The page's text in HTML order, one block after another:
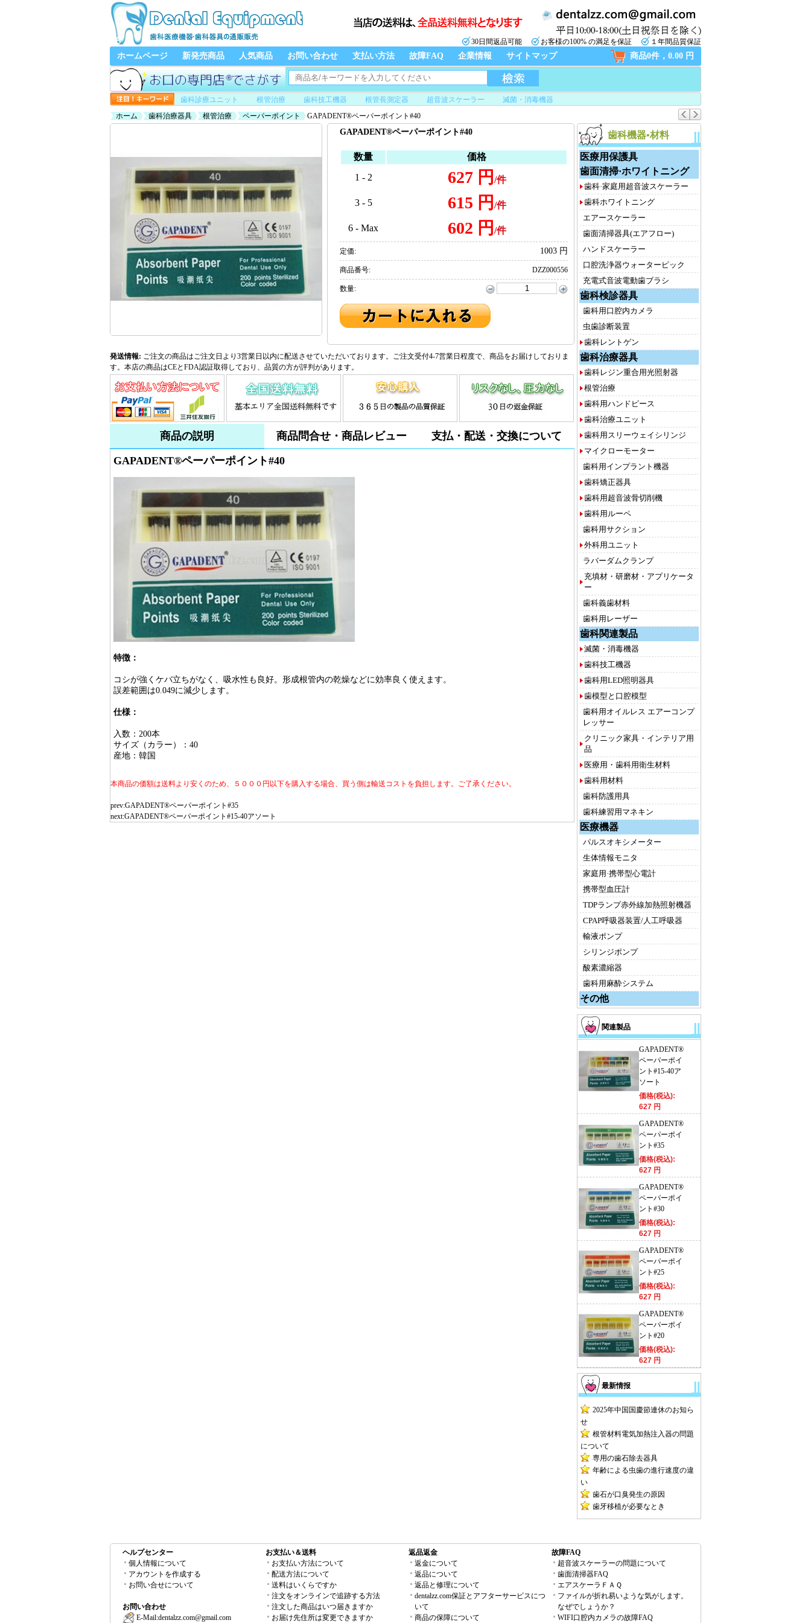
30日間返品可能 お客様の100% の満足を保証 １年間品質保証
ホームページ 新発売商品 人気商品 お問い合わせ 支払い方法 故障FAQ 企業情報 サイトマップ 商品0件，0.00 円
歯科診療ユニット 根管治療 歯科技工機器 根管長測定器 超音波スケーラー
滅菌・消毒機器
ホーム
歯科治療器具 根管治療 ペーパーポイント GAPADENT®ペーパーポイント#40
歯科機器•材料
医療用保護具
歯面清掃·ホワイトニング
歯科·家庭用超音波スケーラー
歯科ホワイトニング
エアースケーラー
歯面清掃器具(エアフロー)
ハンドスケーラー
口腔洗浄器ウォーターピック
充電式音波電動歯ブラシ
歯科検診器具
歯科用口腔内カメラ
虫歯診断装置
歯科レントゲン
歯科治療器具
歯科レジン重合用光照射器
根管治療
歯科用ハンドピース
歯科治療ユニット
歯科用スリーウェイシリンジ
マイクローモーター
歯科用インプラント機器
歯科矯正器具
歯科用超音波骨切削機
歯科用ルーペ
歯科用サクション
外科用ユニット
ラバーダムクランプ
充填材・研磨材・アプリケータ
ー
歯科義歯材料
歯科用レーザー
歯科関連製品
滅菌・消毒機器
歯科技工機器
歯科用LED照明器具
歯模型と口腔模型
歯科用オイルレス エアーコンプ
レッサー
クリニック家具・インテリア用
品
医療用・歯科用衛生材料
歯科用材料
歯科防護用具
歯科練習用マネキン
医療機器
パルスオキシメーター
生体情報モニタ
家庭用·携帯型心電計
携帯型血圧計
TDPランプ赤外線加熱照射機器
CPAP呼吸器装置/人工呼吸器
輸液ポンプ
シリンジポンプ
酸素濃縮器
歯科用麻酔システム
その他
関連製品
GAPADENT®
ペーパーポイ
ント#15-40ア
ソート
価格(税込):
627 円
GAPADENT®
ペーパーポイ
ント#35
価格(税込):
627 円
GAPADENT®
ペーパーポイ
ント#30
価格(税込):
627 円
GAPADENT®
ペーパーポイ
ント#25
価格(税込):
627 円
GAPADENT®
ペーパーポイ
ント#20
価格(税込):
627 円
最新情报
2025年中国国慶節連休のお知ら
せ
根管材料電気加熱注入器の問題
について
専用の歯石除去器具
年齢による虫歯の進行速度の違
い
歯石が口臭発生の原因
歯牙移植が必要なとき
GAPADENT®ペーパーポイント#40
数量
価格
1 - 2
627 円 /件
3 - 5 615 円 /件
6 - Max 602 円 /件
定価: 1003 円
商品番号: DZZ000556
数量:
発送情報: ご注文の商品はご注文日より3営業日以内に配送させていただいております。ご注文受付4-7営業日程度で、商品をお届けしておりま
す。本店の商品はCEとFDA認証取得しており、品質の方が評判があります。
商品の説明 商品問合せ・商品レビュー 支払・配送・交換について
GAPADENT®ペーパーポイント#40
特徴：
コシが強くケバ立ちがなく、吸水性も良好。形成根管内の乾燥などに効率良く使えます。
誤差範囲は0.049に減少します。
仕様：
入数：200本
サイズ（カラー）：40
産地：韓国
本商品の価額は送料より安くのため、５０００円以下を購入する場合、買う側は輸送コストを負担します。ご了承ください。
prev:GAPADENT®ペーパーポイント#35
next:GAPADENT®ペーパーポイント#15-40アソート
ヘルプセンター
個人情報について
アカウントを作成する
お問い合せについて
お問い合わせ
E-Mail:dentalzz.com@gmail.com
お支払い＆送料
お支払い方法について
配送方法について
送料はいくらですか
注文をオンラインで追跡する方法
注文した商品はいつ届きますか
お届け先住所は変更できますか
返品返金
返金について
返品について
返品と修理について
dentalzz.com保証とアフターサービスにつ
いて
商品の保障について
故障FAQ
超音波スケーラーの問題について
歯面清掃器FAQ
エアスケーラＦＡＱ
ファイルが折れ易いような気がします。
なぜでしょうか？
WIFI口腔内カメラの故障FAQ